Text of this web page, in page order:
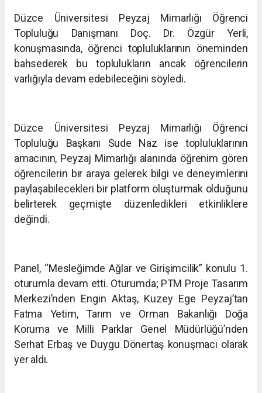
Düzce Üniversitesi Peyzaj Mimarlığı Öğrenci
Topluluğu Danışmanı Doç. Dr. Özgür Yerli,
konuşmasında, öğrenci topluluklarının öneminden
bahsederek bu toplulukların ancak öğrencilerin
varlığıyla devam edebileceğini söyledi.
Düzce Üniversitesi Peyzaj Mimarlığı Öğrenci
Topluluğu Başkanı Sude Naz ise topluluklarının
amacının, Peyzaj Mimarlığı alanında öğrenim gören
öğrencilerin bir araya gelerek bilgi ve deneyimlerini
paylaşabilecekleri bir platform oluşturmak olduğunu
belirterek geçmişte düzenledikleri etkinliklere
değindi.
Panel, “Mesleğimde Ağlar ve Girişimcilik” konulu 1.
oturumla devam etti. Oturumda; PTM Proje Tasarım
Merkezi’nden Engin Aktaş, Kuzey Ege Peyzaj’tan
Fatma Yetim, Tarım ve Orman Bakanlığı Doğa
Koruma ve Milli Parklar Genel Müdürlüğü’nden
Serhat Erbaş ve Duygu Dönertaş konuşmacı olarak
yer aldı.